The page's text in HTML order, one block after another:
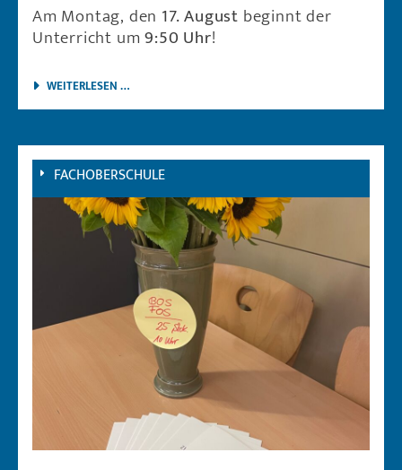
Am Montag, den 17. August beginnt der
Unterricht um9:50 Uhr!
WEITERLESEN …
FACHOBERSCHULE